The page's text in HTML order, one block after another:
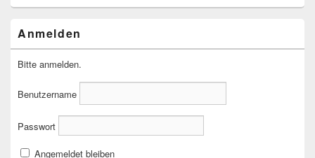
Anmelden
Bitte anmelden.
Benutzername
Passwort
Angemeldet bleiben